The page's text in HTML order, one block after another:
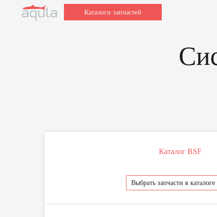
Каталоги запчастей
Для быстрой
Каталог BSF
Выбрать запчасти в